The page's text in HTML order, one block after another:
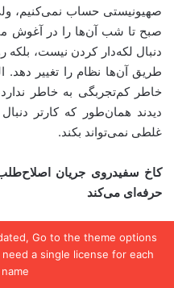
Go to the theme options
a single license for each
صهیونیستی حساب نمی‌کنیم،
صبح تا شب آن‌ها را در آغوش
دنبال لکه‌دار کردن نیست، بلکه
خاطر کم‌تجربگی به خاطر
دیدند همان‌طور که کارتر
غلطی نمی‌تواند بکند.
کاخ سفیدروی جریان
حرفه‌‌ای می‌کند
هرچند ترامپ و تیلرسون هم با
کرد اما ما را هوشیار کرد که
اصلاح‌طلب و بخشی از جریان